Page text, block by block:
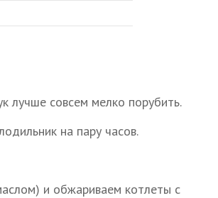
лучше совсем мелко порубить.
на пару часов.
и обжариваем котлеты с